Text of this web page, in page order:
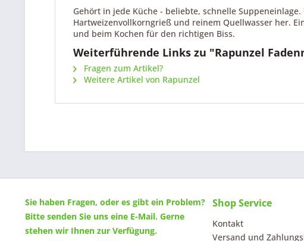
Gehört in jede Küche - beliebte, schnelle
Hartweizenvollkorngrieß und reinem Quellwasser her.
und beim Kochen für den richtigen Biss.
Weiterführende Links zu "Rapunzel
Fragen zum Artikel?
Weitere Artikel von Rapunzel
Sie haben Fragen, oder es gibt ein Problem?
Bitte senden Sie uns eine E-Mail. Gerne
stehen wir Ihnen zur Verfügung.
Shop Service
Kontakt
Versand und